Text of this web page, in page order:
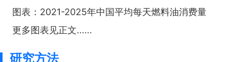
图表：2021-2025年中国平均每天燃料油消费量
更多图表见正文......
研究方法